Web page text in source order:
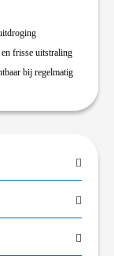
frisse uitstraling
bij regelmatig